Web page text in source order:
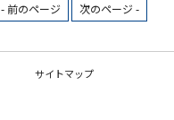
- 前のページ 次のページ -
サイトマップ